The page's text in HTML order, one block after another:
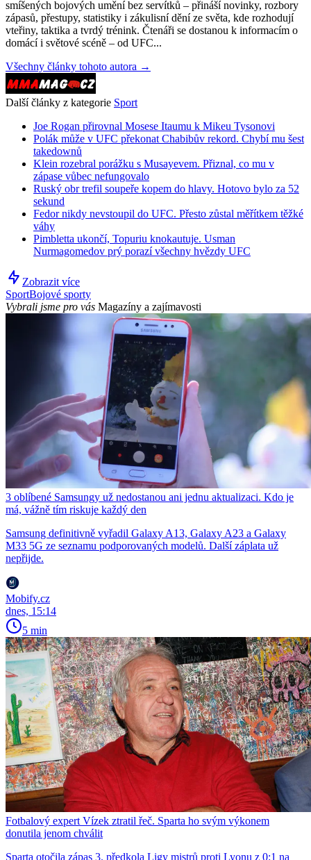
smíšených bojových umění bez servítků – přináší novinky, rozbory
zápasů, přestupy, statistiky i zákulisní dění ze světa, kde rozhodují
vteřiny, taktika a tvrdý trénink. Čtenáři se dostanou k informacím o
domácí i světové scéně – od UFC...
Všechny články tohoto autora →
Další články z kategorie Sport
Joe Rogan přirovnal Mosese Itaumu k Mikeu Tysonovi
Polák může v UFC překonat Chabibův rekord. Chybí mu šest
takedownů
Klein rozebral porážku s Musayevem. Přiznal, co mu v
zápase vůbec nefungovalo
Ruský obr trefil soupeře kopem do hlavy. Hotovo bylo za 52
sekund
Fedor nikdy nevstoupil do UFC. Přesto zůstal měřítkem těžké
váhy
Pimbletta ukončí, Topuriu knokautuje. Usman
Nurmagomedov prý porazí všechny hvězdy UFC
Zobrazit více
SportBojové sporty
Vybrali jsme pro vás Magazíny a zajímavosti
3 oblíbené Samsungy už nedostanou ani jednu aktualizaci. Kdo je
má, vážně tím riskuje každý den
Samsung definitivně vyřadil Galaxy A13, Galaxy A23 a Galaxy
M33 5G ze seznamu podporovaných modelů. Další záplata už
nepřijde.
Mobify.cz
dnes, 15:14
5 min
Fotbalový expert Vízek ztratil řeč. Sparta ho svým výkonem
donutila jenom chválit
Sparta otočila zápas 3. předkola Ligy mistrů proti Lyonu z 0:1 na